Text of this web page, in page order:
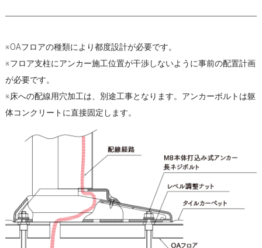
※OAフロアの種類により都度設計が必要です。
※フロア支柱にアンカー施工位置が干渉しないように事前の配置計画
が必要です。
※床への配線用穴加工は、別途工事となります。アンカーボルトは躯
体コンクリートに直接固定します。